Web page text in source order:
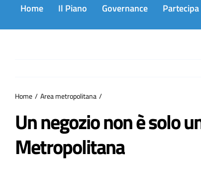
Home Il Piano Governance Partecipa
Home Area metropolitana
Un negozio non è solo
Metropolitana